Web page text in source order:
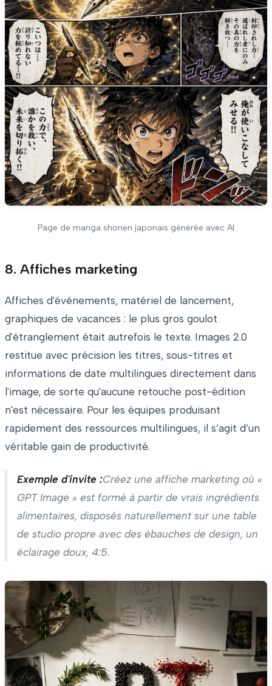
Page de manga shonen japonais générée avec AI
8. Affiches marketing
Affiches d'événements, matériel de lancement,
graphiques de vacances : le plus gros goulot
d'étranglement était autrefois le texte. Images 2.0
restitue avec précision les titres, sous-titres et
informations de date multilingues directement dans
l'image, de sorte qu'aucune retouche post-édition
n'est nécessaire. Pour les équipes produisant
rapidement des ressources multilingues, il s’agit d’un
véritable gain de productivité.
Exemple d'invite :Créez une affiche marketing où «
GPT Image » est formé à partir de vrais ingrédients
alimentaires, disposés naturellement sur une table
de studio propre avec des ébauches de design, un
éclairage doux, 4:5.